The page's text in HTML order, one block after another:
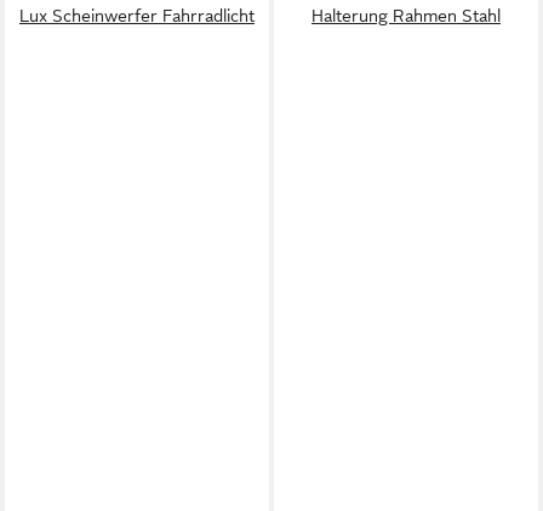
Lux Scheinwerfer Fahrradlicht
Halterung Rahmen Stahl